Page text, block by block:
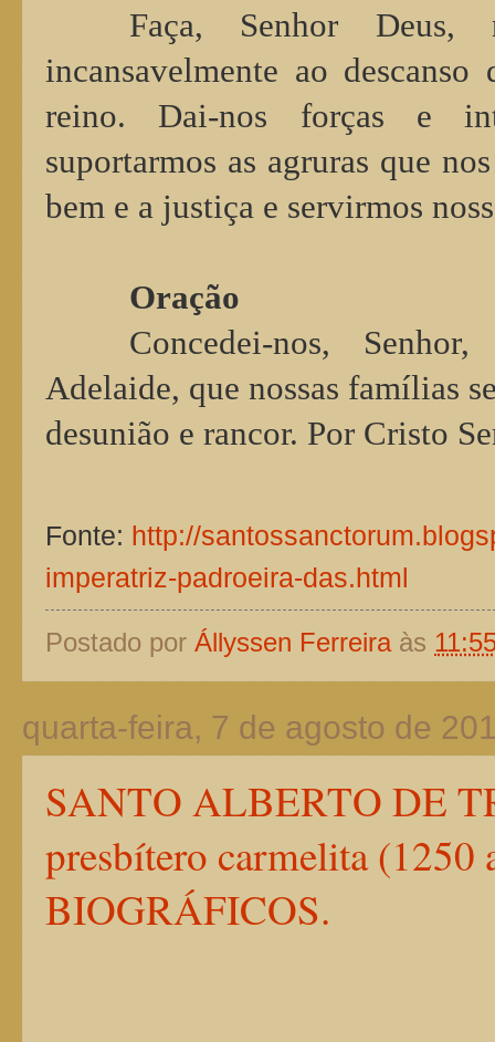
Faça, Senhor Deus,
incansavelmente ao
reino. Dai-nos forças e
suportarmos as agruras que
bem e a justiça e servirmos
Oração
Concedei-nos,
Adelaide, que nossas famílias
desunião e rancor. Por Cristo
Fonte: http://
imperatriz-padroeira-das.html
Postado por Állyssen Ferreira às
quarta-feira, 7 de agosto de
SANTO ALBERTO DE
presbítero carmelita
BIOGRÁFICOS.